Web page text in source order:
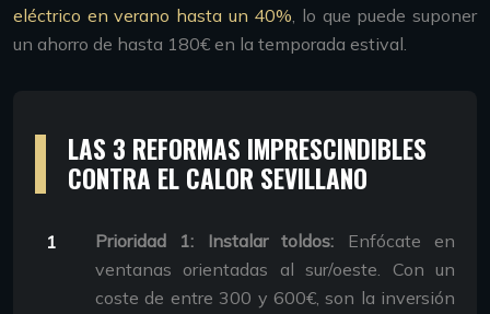
eléctrico en verano hasta un 40%, lo que puede suponer
un ahorro de hasta 180€ en la temporada estival.
LAS 3 REFORMAS IMPRESCINDIBLES
CONTRA EL CALOR SEVILLANO
Prioridad 1: Instalar toldos: Enfócate en
ventanas orientadas al sur/oeste. Con un
coste de entre 300 y 600€, son la inversión